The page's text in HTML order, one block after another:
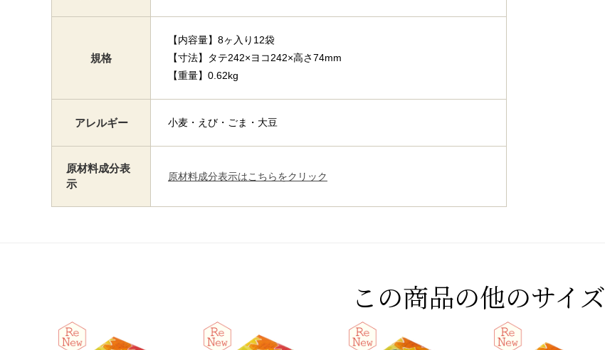
規格
【内容量】8ヶ入り12袋
【寸法】タテ242×ヨコ242×高さ74mm
【重量】0.62kg
アレルギー 小麦・えび・ごま・大豆
原材料成分表
示
原材料成分表示はこちらをクリック
この商品の他のサイズ